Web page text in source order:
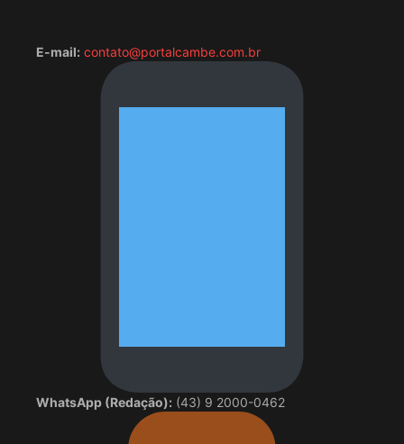
E-mail: contato@portalcambe.com.br
WhatsApp (Redação): (43) 9 2000-0462